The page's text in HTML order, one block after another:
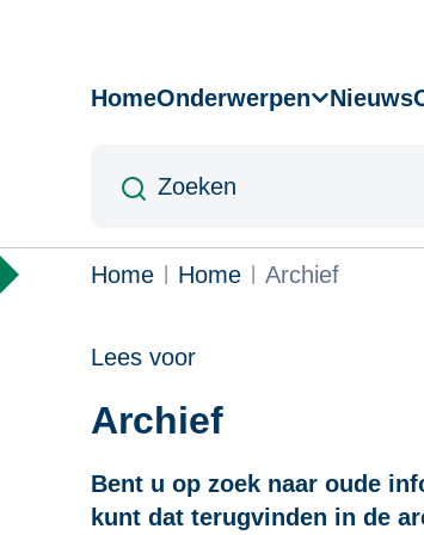
Hoofdnavigatie
HomeOnderwerpen Nieuws
Kruimelpad
Home Home Archief
Lees voor
Archief
Bent u op zoek naar oude
kunt dat terugvinden in de